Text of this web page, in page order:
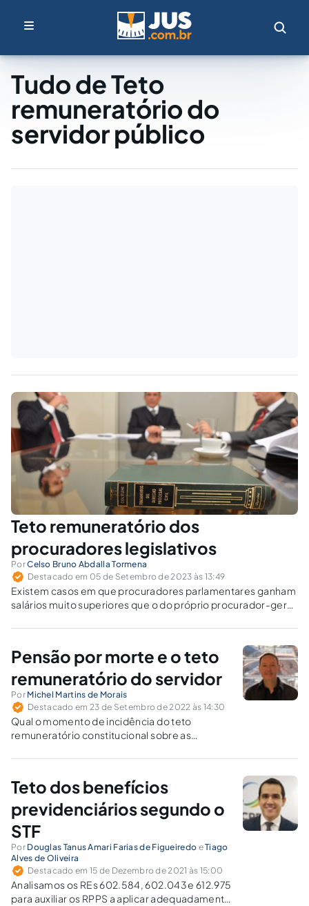
Tudo de Teto
remuneratório do
servidor público
Teto remuneratório dos
procuradores legislativos
PorCelso Bruno Abdalla Tormena
Destacado em 05 de Setembro de 2023 às 13:49
Existem casos em que procuradores parlamentares ganham
salários muito superiores que o do próprio procurador-geral
Pensão por morte e o teto
remuneratório do servidor
Por Michel Martins de Morais
Destacado em 23 de Setembro de 2022 às 14:30
Qual o momento de incidência do teto
remuneratório constitucional sobre as
Teto dos benefícios
previdenciários segundo o
STF
Por Douglas Tanus Amari Farias de Figueiredo eTiago
Alves de Oliveira
Destacado em 15 de Dezembro de 2021 às 15:00
Analisamos os REs 602.584, 602.043 e 612.975
para auxiliar os RPPS a aplicar adequadamente